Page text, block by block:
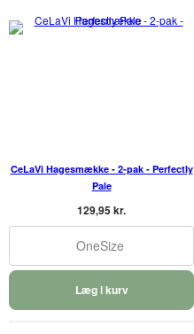
CeLaVi Hagesmække - 2-pak - Perfectly
Pale
129,95 kr.
OneSize
Læg i kurv